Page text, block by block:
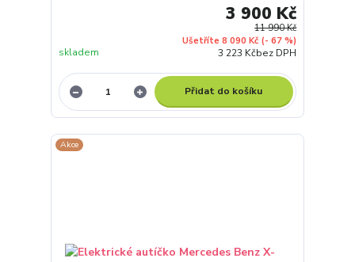
11 990 Kč
Ušetříte 8 090 Kč (- 67 %)
3 900 Kč
3 223 Kčbez DPH
skladem
Přidat do košíku
Akce